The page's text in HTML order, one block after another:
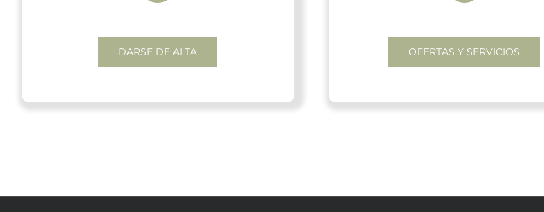
DARSE DE ALTA OFERTAS Y SERVICIOS